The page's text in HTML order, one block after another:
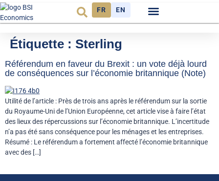
FR EN
Étiquette : Sterling
Référendum en faveur du Brexit : un vote déjà lourd
de conséquences sur l’économie britannique (Note)
Utilité de l’article : Près de trois ans après le référendum sur la sortie
du Royaume-Uni de l’Union Européenne, cet article vise à faire l’état
des lieux des répercussions sur l’économie britannique. L’incertitude
n’a pas été sans conséquence pour les ménages et les entreprises.
Résumé : Le référendum a fortement affecté l’économie britannique
avec des […]